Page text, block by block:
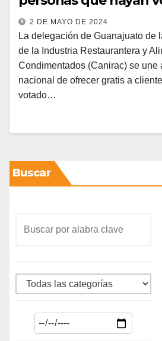
2 DE MAYO DE 2024
La delegación de Guanajuato de
de la Industria Restaurantera y
Condimentados (Canirac) se une
nacional de ofrecer gratis a
votado…
Buscar